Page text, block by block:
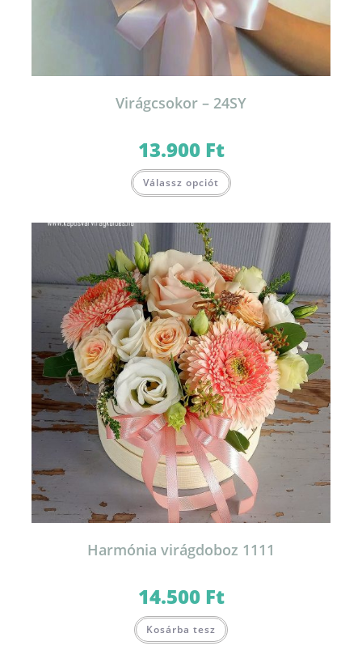
Virágcsokor – 24SY
13.900 Ft
Válassz opciót
Harmónia virágdoboz 1111
14.500 Ft
Kosárba tesz